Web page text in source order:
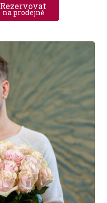
Rezervovat
na prodejně